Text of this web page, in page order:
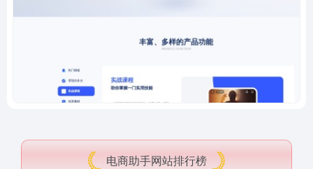
电商助手网站排行榜